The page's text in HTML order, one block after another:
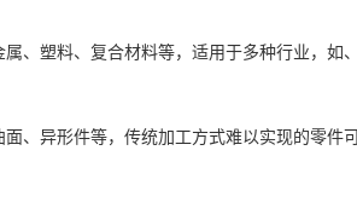
、塑料、复合材料等，适用于多种行业，如
、异形件等，传统加工方式难以实现的零件